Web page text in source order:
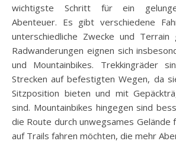
wichtigste Schritt für ein
Abenteuer. Es gibt verschiedene
unterschiedliche Zwecke und
Radwanderungen eignen sich
und Mountainbikes. Trekkingräder
Strecken auf befestigten Wegen, da
Sitzposition bieten und mit
sind. Mountainbikes hingegen sind
die Route durch unwegsames Gelände
auf Trails fahren möchten, die mehr